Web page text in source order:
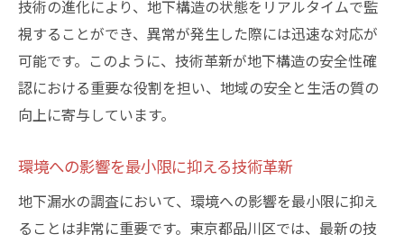
技術の進化により、地下構造の状態をリアルタイムで監
視することができ、異常が発生した際には迅速な対応が
可能です。このように、技術革新が地下構造の安全性確
認における重要な役割を担い、地域の安全と生活の質の
向上に寄与しています。
環境への影響を最小限に抑える技術革新
地下漏水の調査において、環境への影響を最小限に抑え
ることは非常に重要です。東京都品川区では、最新の技